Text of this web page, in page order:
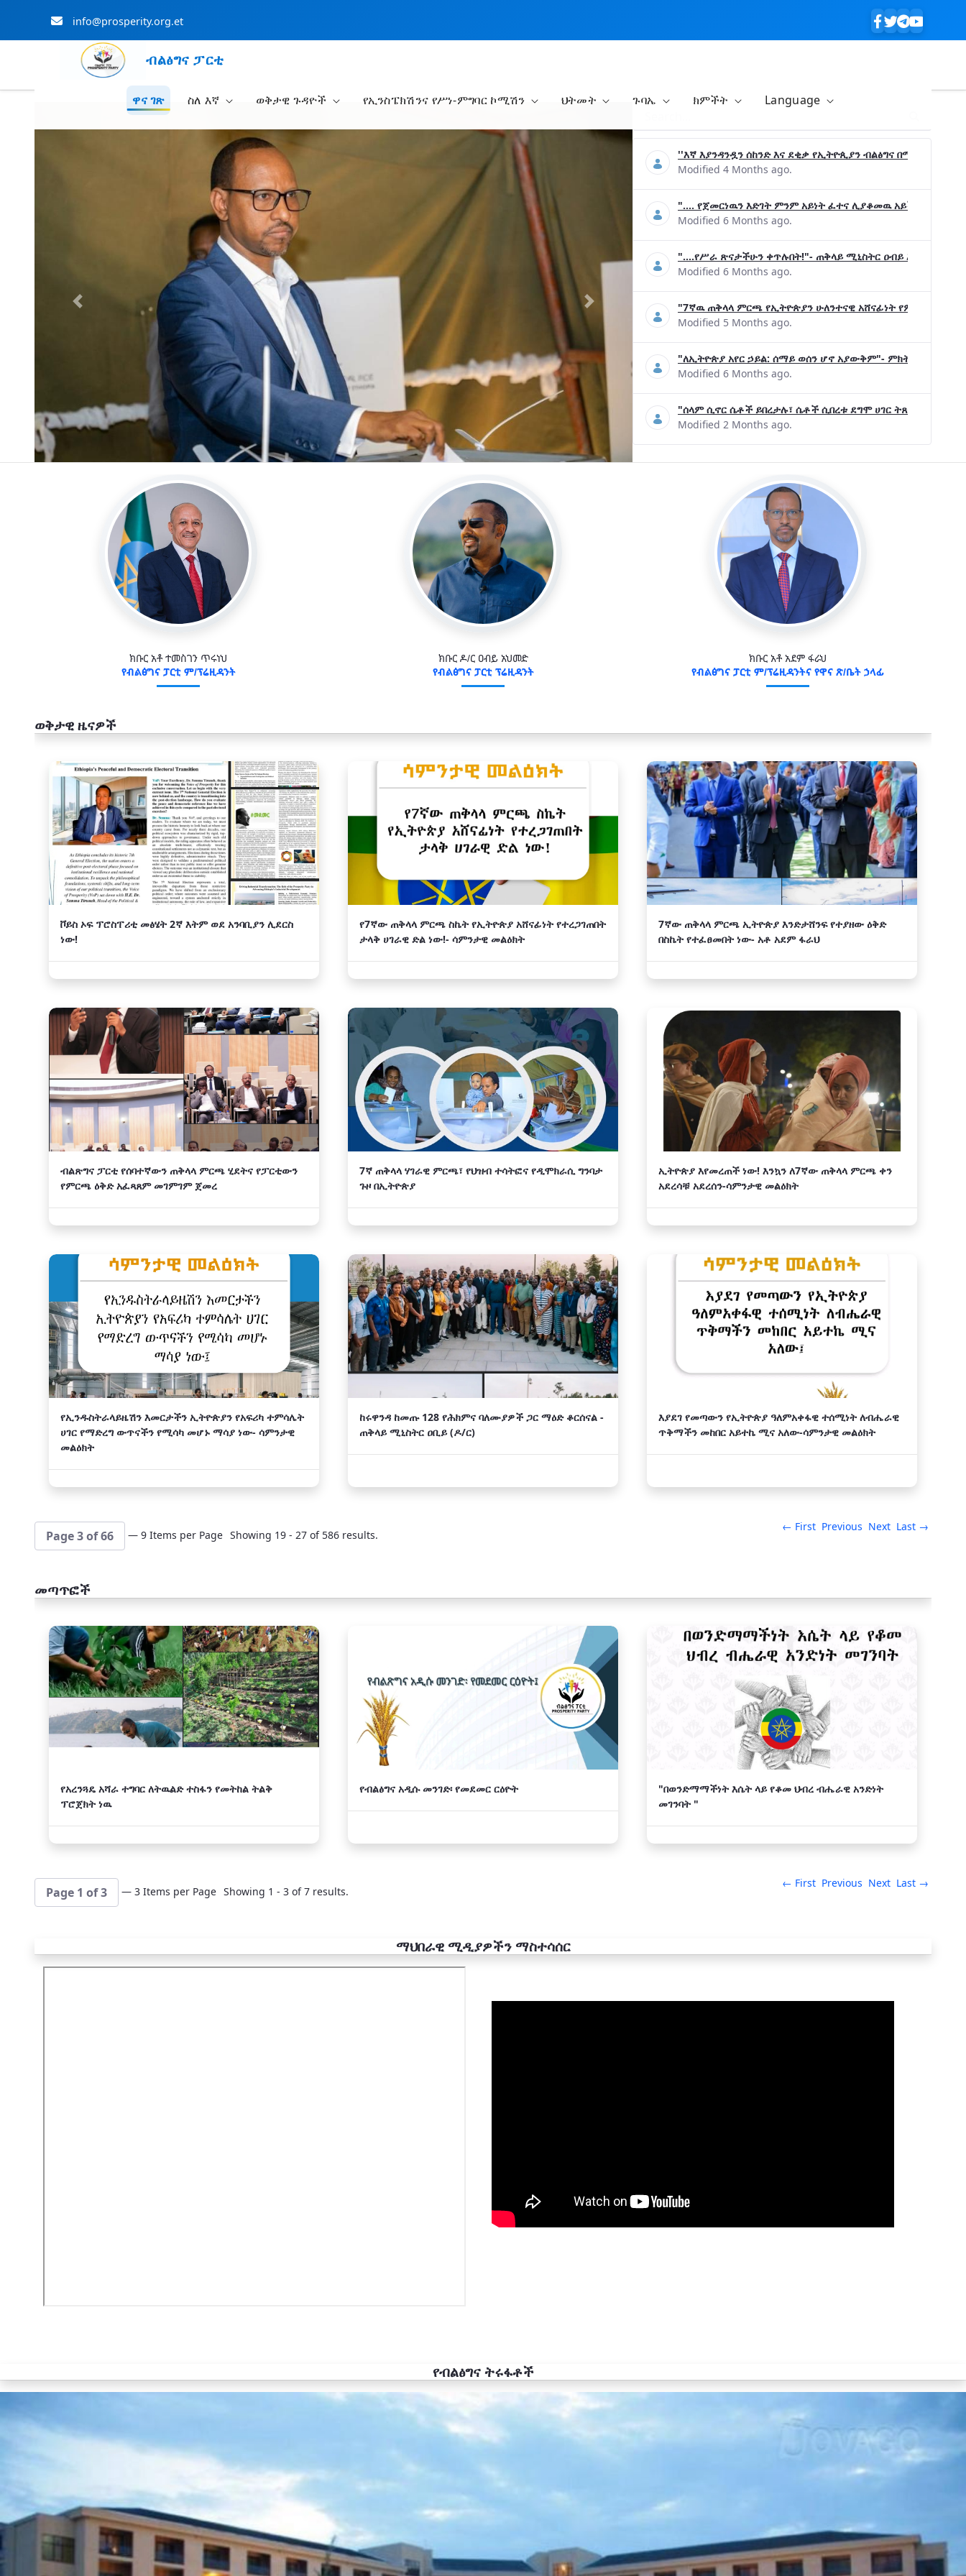
info@prosperity.org.et
ብልፅግና ፓርቲ
ዋና ገጽ ስለ እኛ ወቅታዊ ጉዳዮች የኢንስፔክሽንና የሥነ-ምግባር ኮሚሽን ህትመት ጉባኤ ክምችት Language
Previous Next
''እኛ እያንዳንዷን ሰከንድ እና ደቂቃ የኢትዮጲያን ብልፅግና በሚያረጋግጡ
Modified 4 Months ago.
".... የጀመርነዉን እድገት ምንም አይነት ፈተና ሊያቆመዉ አይችልም"-
Modified 6 Months ago.
"....የሥራ ጽናታችሁን ቀጥሉበት!"- ጠቅላይ ሚኒስትር ዐብይ አሕመድ (ዶ/ር)
Modified 6 Months ago.
"7ኛዉ ጠቅላላ ምርጫ የኢትዮጵያን ሁለንተናዊ አሸናፊነት የምናረጋግጥበት
Modified 5 Months ago.
"ለኢትዮጵያ አየር ኃይል: ሰማይ ወሰን ሆኖ አያውቅም"- ምክትል ጠቅላይ
Modified 6 Months ago.
"ሰላም ሲኖር ሴቶች ይበረታሉ፣ ሴቶች ሲበረቱ ደግሞ ሀገር ትጸናለች"- ዶ/ር
Modified 2 Months ago.
ክቡር አቶ ተመስገን ጥሩነህ
የብልፅግና ፓርቲ ም/ፕሬዚዳንት
ክቡር ዶ/ር ዐብይ አህመድ
የብልፅግና ፓርቲ ፕሬዚዳንት
ክቡር አቶ አደም ፋራህ
የብልፅግና ፓርቲ ም/ፕሬዚዳንትና የዋና ጽ/ቤት ኃላፊ
ወቅታዊ ዜናዎች
አዲስ
ቮይስ ኦፍ ፕሮስፐሪቲ መፅሄት 2ኛ እትም ወደ አንባቢያን ሊደርስ
ነው!
የ7ኛው ጠቅላላ ምርጫ ስኬት የኢትዮጵያ አሸናፊነት የተረጋገጠበት
ታላቅ ሀገራዊ ድል ነው!- ሳምንታዊ መልዕክት
7ኛው ጠቅላላ ምርጫ ኢትዮጵያ እንድታሸንፍ የተያዘው ዕቅድ
በስኬት የተፈፀመበት ነው- አቶ አደም ፋራህ
ብልጽግና ፓርቲ የሰባተኛውን ጠቅላላ ምርጫ ሂደትና የፓርቲውን
የምርጫ ዕቅድ አፈጻጸም መገምገም ጀመረ
7ኛ ጠቅላላ ሃገራዊ ምርጫ፣ የህዝብ ተሳትፎና የዲሞክራሲ ግንባታ
ጉዞ በኢትዮጵያ
ኢትዮጵያ እየመረጠች ነው! እንኳን ለ7ኛው ጠቅላላ ምርጫ ቀን
አደረሳቹ አደረሰን-ሳምንታዊ መልዕክት
የኢንዱስትራላይዜሽን እመርታችን ኢትዮጵያን የአፍሪካ ተምሳሌት
ሀገር የማድረግ ውጥናችን የሚሳካ መሆኑ ማሳያ ነው- ሳምንታዊ
መልዕክት
ከሩዋንዳ ከመጡ 128 የሕክምና ባለሙያዎች ጋር ማዕድ ቆርሰናል -
ጠቅላይ ሚኒስትር ዐቢይ (ዶ/ር)
እያደገ የመጣውን የኢትዮጵያ ዓለምአቀፋዊ ተሰሚነት ለብሔራዊ
ጥቅማችን መከበር አይተኬ ሚና አለው-ሳምንታዊ መልዕክት
Page 3 of 66 — 9 Items per Page Showing 19 - 27 of 586 results.
← First Previous Next Last →
መጣጥፎች
አዲስ
የአረንጓዴ አሻራ ተግባር ለትዉልድ ተስፋን የመትከል ትልቅ
ፕሮጀክት ነዉ
የብልፅግና አዲሱ መንገድ፡ የመደመር ርዕዮት
"በወንድማማችነት እሴት ላይ የቆመ ህብረ ብሔራዊ አንድነት
መገንባት "
Page 1 of 3 — 3 Items per Page Showing 1 - 3 of 7 results.
← First Previous Next Last →
ማህበራዊ ሚዲያዎችን ማስተሳሰር
የብልፅግና ትሩፋቶች